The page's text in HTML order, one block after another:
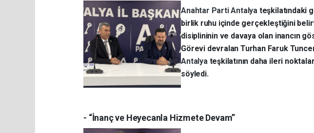
Anahtar PartiAntalya teşkilatındaki
birlik ruhu içinde gerçekleştiğini
disiplininin ve davaya olan inancın
Görevi devralan Turhan Faruk
Antalya teşkilatının daha ileri
söyledi.
- “İnanç ve Heyecanla Hizmete Devam”